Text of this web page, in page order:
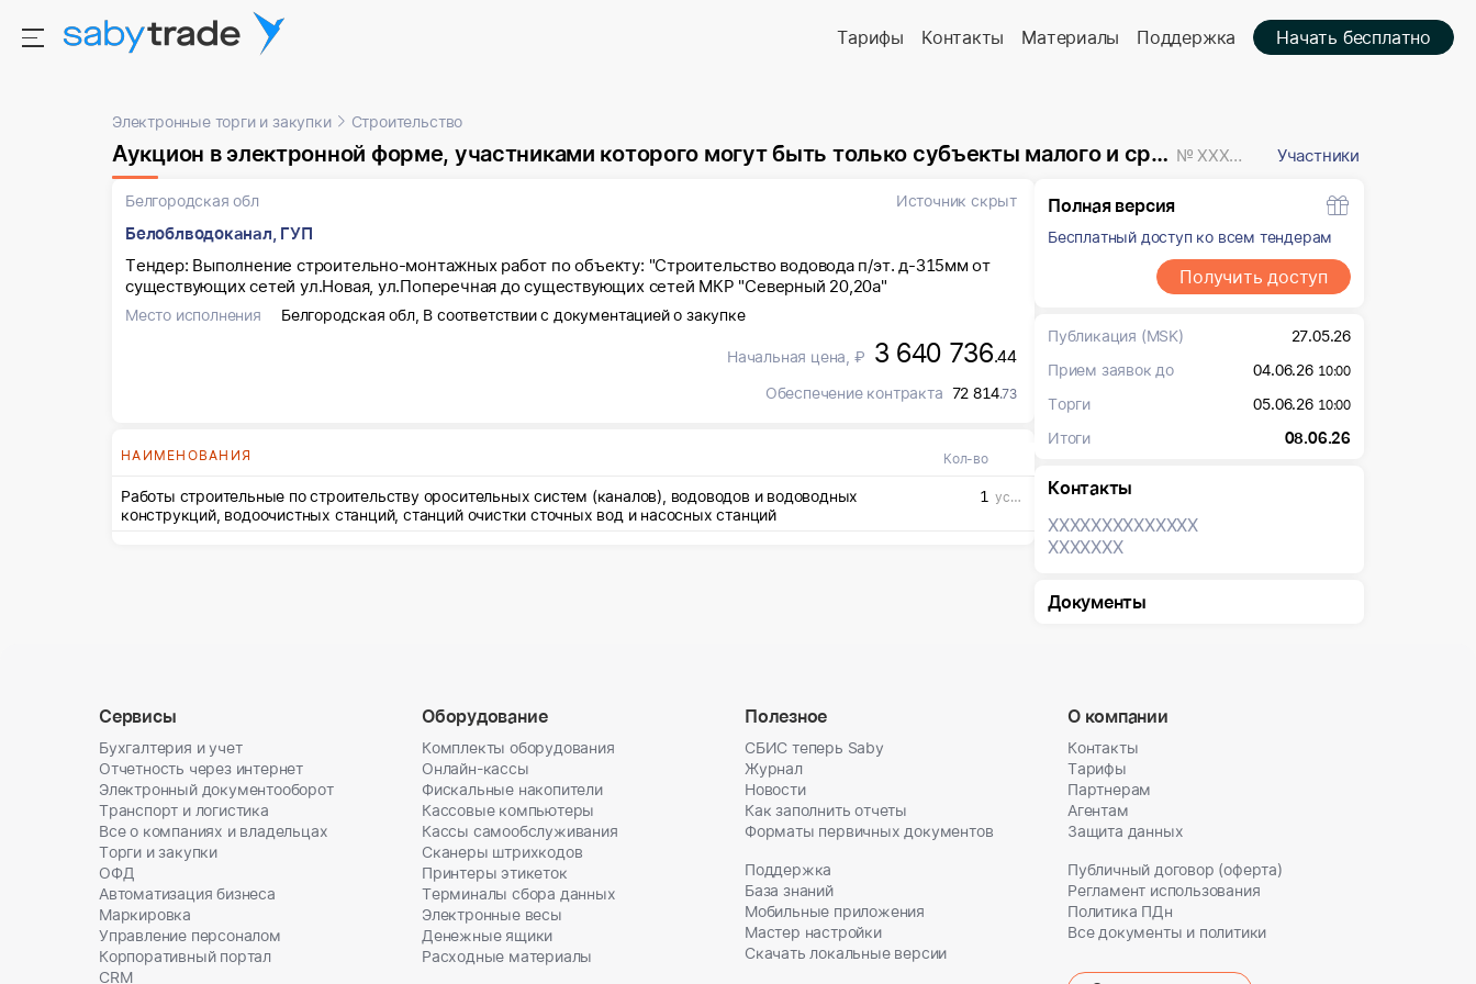
Тарифы Контакты Материалы Поддержка Начать бесплатно
Электронные торги и закупки Строительство
Аукцион в электронной форме, участниками которого могут быть только субъекты малого и среднего предпринимательства № XXXXXXX Участники
Белгородская обл Источник скрыт
Белоблводоканал, ГУП
Тендер: Выполнение строительно-монтажных работ по объекту: "Строительство водовода п/эт. д-315мм от
существующих сетей ул.Новая, ул.Поперечная до существующих сетей МКР "Северный 20,20а"
Место исполнения Белгородская обл, В соответствии с документацией о закупке
Начальная цена, ₽ 3 640 736.44
Обеспечение контракта 72 814.73
НАИМЕНОВАНИЯ Кол-во
Работы строительные по строительству оросительных систем (каналов), водоводов и водоводных
конструкций, водоочистных станций, станций очистки сточных вод и насосных станций
1 усл. ед
Полная версия
Бесплатный доступ ко всем тендерам
Получить доступ
Публикация (MSK)
27.05.26
Прием заявок до
04.06.26 10:00
Торги 05.06.26 10:00
Итоги 08.06.26
Контакты
XXXXXXXXXXXXXX
XXXXXXX
Документы
Сервисы
Бухгалтерия и учет
Отчетность через интернет
Электронный документооборот
Транспорт и логистика
Все о компаниях и владельцах
Торги и закупки
ОФД
Автоматизация бизнеса
Маркировка
Управление персоналом
Корпоративный портал
CRM
Оборудование
Комплекты оборудования
Онлайн-кассы
Фискальные накопители
Кассовые компьютеры
Кассы самообслуживания
Сканеры штрихкодов
Принтеры этикеток
Терминалы сбора данных
Электронные весы
Денежные ящики
Расходные материалы
Полезное
СБИС теперь Saby
Журнал
Новости
Как заполнить отчеты
Форматы первичных документов
Поддержка
База знаний
Мобильные приложения
Мастер настройки
Скачать локальные версии
О компании
Контакты
Тарифы
Партнерам
Агентам
Защита данных
Публичный договор (оферта)
Регламент использования
Политика ПДн
Все документы и политики